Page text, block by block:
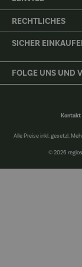
RECHTLICHES
SICHER
FOLGE UNS UND
Kontakt
Alle Preise inkl. gesetzl.
© 2026